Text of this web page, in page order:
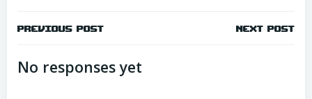
Navegación
de
Previous post Next post
No responses yet